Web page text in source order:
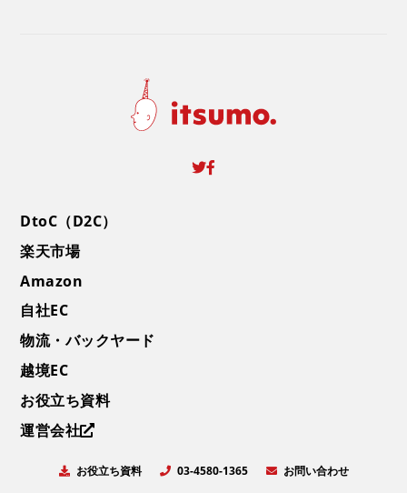
DtoC（D2C）
楽天市場
Amazon
自社EC
物流・バックヤード
越境EC
お役立ち資料
運営会社
お役立ち資料 03-4580-1365 お問い合わせ